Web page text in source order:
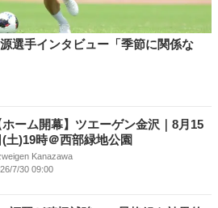
選手インタビュー「季節に関係な
ホーム開幕】ツエーゲン金沢｜8月15
(土)19時＠西部緑地公園
Kanazawa
7/30 09:00